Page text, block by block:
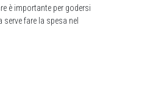
è importante per godersi
fare la spesa nel